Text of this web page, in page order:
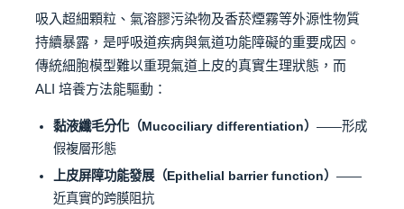
吸入超細顆粒、氣溶膠污染物及香菸煙霧等外源性物質
持續暴露，是呼吸道疾病與氣道功能障礙的重要成因。
傳統細胞模型難以重現氣道上皮的真實生理狀態，而
ALI 培養方法能驅動：
黏液纖毛分化（Mucociliary differentiation） ——形成
假複層形態
上皮屏障功能發展（Epithelial barrier function） ——
近真實的跨膜阻抗